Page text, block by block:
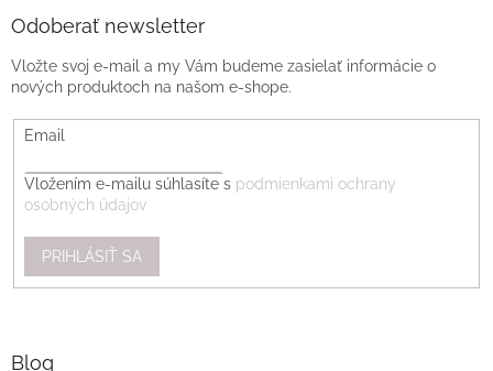
Odoberať newsletter
Vložte svoj e-mail a my Vám budeme zasielať informácie o
nových produktoch na našom e-shope.
Email
Vložením e-mailu súhlasíte s podmienkami ochrany
osobných údajov
PRIHLÁSIŤ SA
Blog